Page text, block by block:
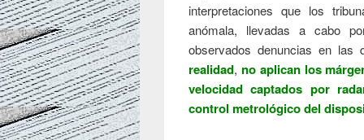
interpretaciones que los
anómala, llevadas a cabo
observados denuncias en las
realidad, no aplican los
velocidad captados por
control metrológico del